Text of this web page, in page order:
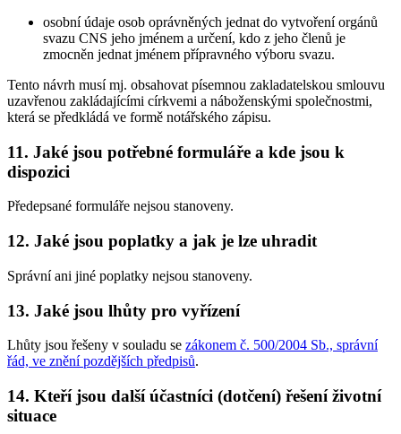
osobní údaje osob oprávněných jednat do vytvoření orgánů
svazu CNS jeho jménem a určení, kdo z jeho členů je
zmocněn jednat jménem přípravného výboru svazu.
Tento návrh musí mj. obsahovat písemnou zakladatelskou smlouvu
uzavřenou zakládajícími církvemi a náboženskými společnostmi,
která se předkládá ve formě notářského zápisu.
11. Jaké jsou potřebné formuláře a kde jsou k
dispozici
Předepsané formuláře nejsou stanoveny.
12. Jaké jsou poplatky a jak je lze uhradit
Správní ani jiné poplatky nejsou stanoveny.
13. Jaké jsou lhůty pro vyřízení
Lhůty jsou řešeny v souladu se zákonem č. 500/2004 Sb., správní
řád, ve znění pozdějších předpisů.
14. Kteří jsou další účastníci (dotčení) řešení životní
situace